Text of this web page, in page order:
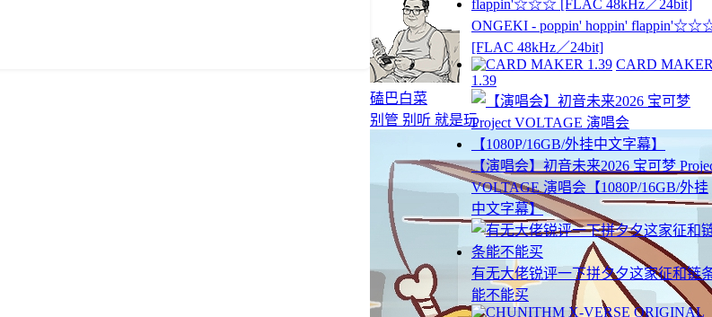
ONGEKI - poppin' hoppin'
[FLAC 48kHz／24bit]
CARD
1.39
【演唱会】初音未来2026 宝可梦
VOLTAGE 演唱会【1080P/16GB/外挂
中文字幕】
有无大佬锐评一下拼夕夕这家征和链
能不能买
磕巴白菜
别管 别听 就是玩